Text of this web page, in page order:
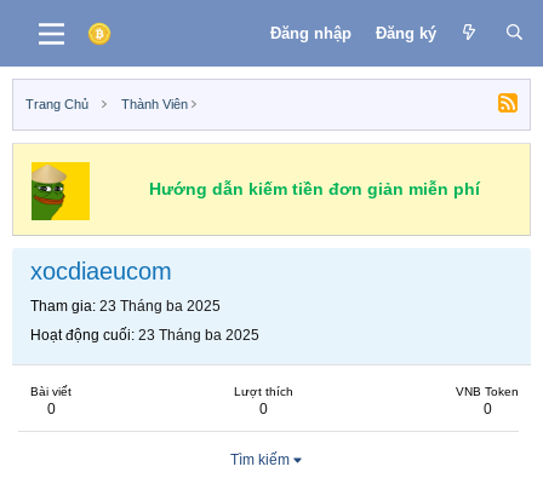
Đăng nhập Đăng ký
Trang Chủ Thành Viên
Hướng dẫn kiếm tiền đơn giản miễn phí
xocdiaeucom
Tham gia 23 Tháng ba 2025
Hoạt động cuối 23 Tháng ba 2025
Bài viết
0
Lượt thích
0
VNB Token
0
Tìm kiếm